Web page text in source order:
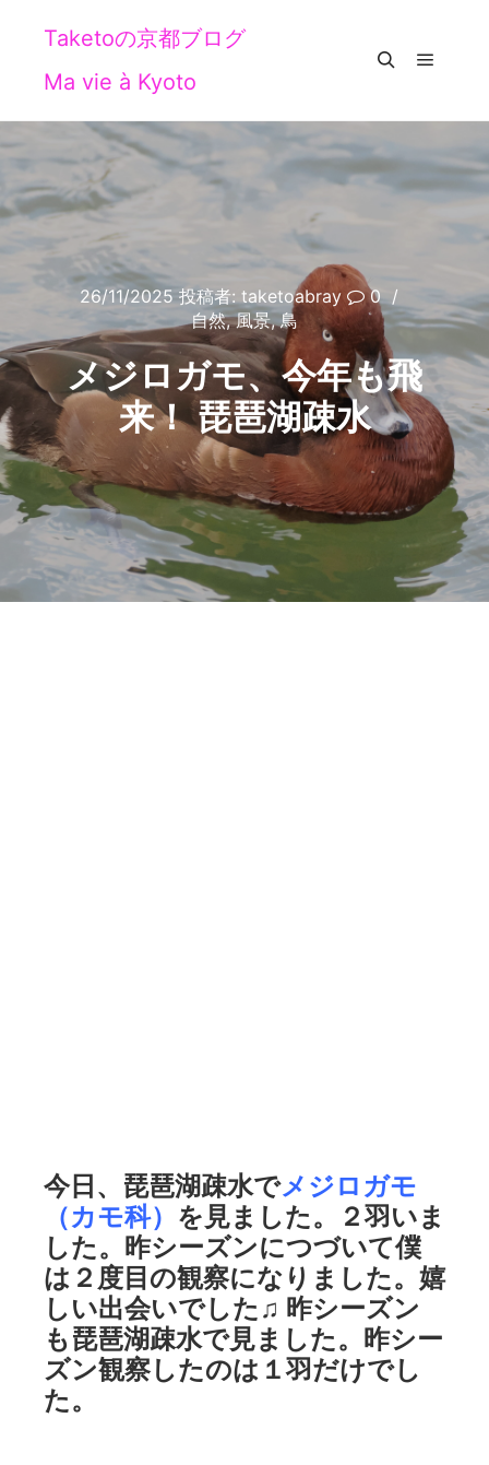
Taketoの京都ブログ
Ma vie à Kyoto
26/11/2025 投稿者: taketoabray
0
自然,風景,鳥
メジロガモ、今年も飛
来！ 琵琶湖疎水
今日、琵琶湖疎水でメジロガモ
（カモ科） を見ました。２羽いま
した。昨シーズンにつづいて僕
は２度目の観察になりました。嬉
しい出会いでした♫ 昨シーズン
も琵琶湖疎水で見ました。昨シー
ズン観察したのは１羽だけでし
た。